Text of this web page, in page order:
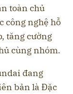
toàn chủ
công nghệ hỗ
tăng cường
cùng nhóm.
đang
bản là Đặc